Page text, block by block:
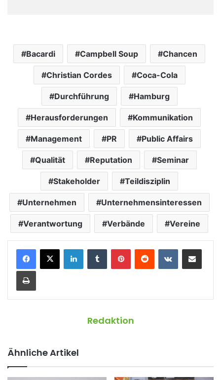
Bacardi Campbell Soup Chancen
Christian Cordes Coca-Cola
Durchführung Hamburg
Herausforderungen Kommunikation
Management PR Public Affairs
Qualität Reputation Seminar
Stakeholder Teildisziplin
Unternehmen Unternehmensinteressen
Verantwortung Verbände Vereine
Redaktion
Ähnliche Artikel